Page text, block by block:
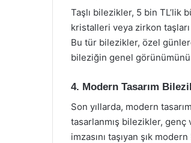
Taşlı bilezikler, 5 bin TL’lik
kristalleri veya zirkon
Bu tür bilezikler, özel
bileziğin genel
4. Modern Tasarım
Son yıllarda, modern
tasarlanmış bilezikler, genç
imzasını taşıyan şık